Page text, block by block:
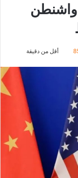
واشنطن
أقل من دقيقة